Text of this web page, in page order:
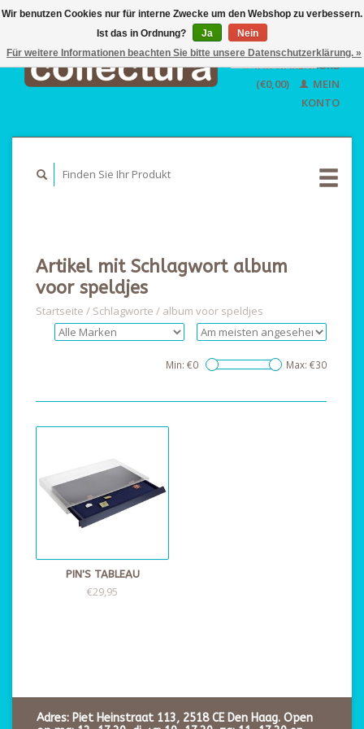
EUR
GBP
USD
Deutsch
English
IHR WARENKORB
(€0,00)
MEIN
KONTO
Artikel mit Schlagwort album
voor speldjes
Startseite / Schlagworte / album voor speldjes
Min: €0 Max: €30
PIN'S TABLEAU
€29,95
Adres: Piet Heinstraat 113, 2518 CE Den Haag. Open
Wir benutzen Cookies nur für interne Zwecke um den Webshop zu verbessern.
Ist das in Ordnung?
Ja
Nein
Für weitere Informationen beachten Sie bitte unsere Datenschutzerklärung. »